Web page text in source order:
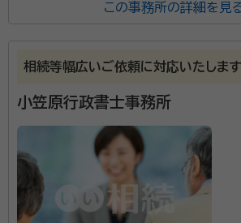
当事務所では、「円満、円滑な社会をつ
理念に掲げ、相続手続きを円満に進め
に完了させることに最大限心を砕い
ります。 さらに、煩雑な相続手続きへ
負担を軽減し、日常のお仕事や諸活動
りに集中していただけるように、膨大
資格等：
所属団体： 東京都行政書士会
この事務所の詳細を見
相続等幅広いご依頼に対応いたします
小笠原行政書士事務所